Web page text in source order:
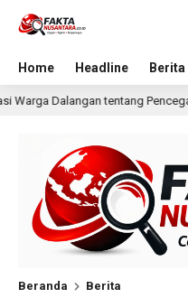
Home Headline Berita
KDRT dan Komunikasi
Beranda Berita